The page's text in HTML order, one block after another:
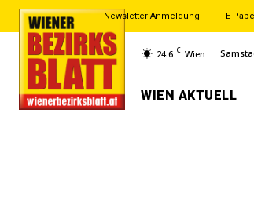
Newsletter-Anmeldung E-
24.6 C Wien
WIEN AKTUELL